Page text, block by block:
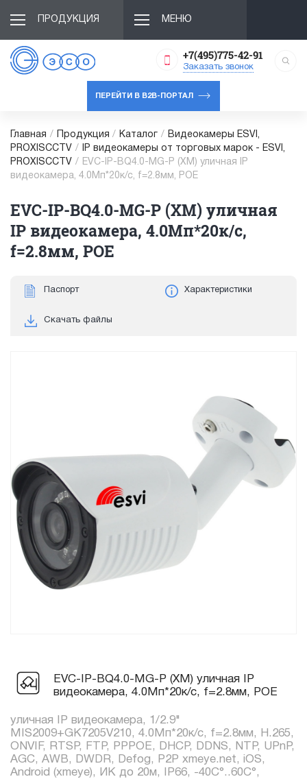
ПРОДУКЦИЯ МЕНЮ
+7(495)775-42-91
Заказать звонок
ПЕРЕЙТИ В B2B-ПОРТАЛ
Главная / Продукция / Каталог /
Видеокамеры ESVI,
PROXISCCTV /
IP видеокамеры от торговых марок - ESVI,
PROXISCCTV /
EVC-IP-BQ4.0-MG-P (XM) уличная IP
видеокамера, 4.0Мп*20к/с, f=2.8мм, POE
EVC-IP-BQ4.0-MG-P (XM) уличная
IP видеокамера, 4.0Мп*20к/с,
f=2.8мм, POE
Паспорт Характеристики
Скачать файлы
EVC-IP-BQ4.0-MG-P (XM) уличная IP
видеокамера, 4.0Мп*20к/с, f=2.8мм, POE
уличная IP видеокамера, 1/2.9"
MIS2009+GK7205V210, 4.0Мп*20к/с, f=2.8мм, H.265,
ONVIF, RTSP, FTP, PPPOE, DHCP, DDNS, NTP, UPnP,
AGC, AWB, DWDR, Defog, P2P xmeye.net, iOS,
Android (xmeye), ИК до 20м, IP66, -40C°..60C°,